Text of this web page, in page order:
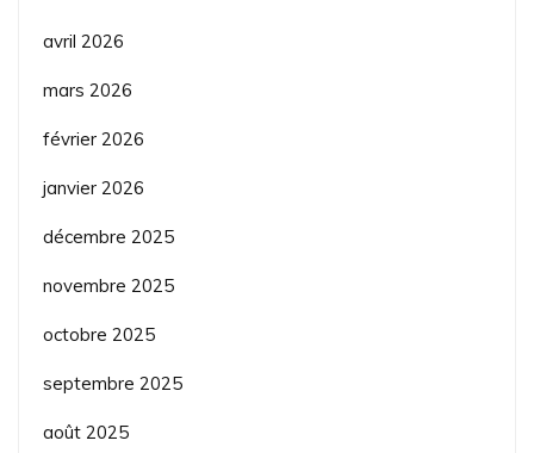
avril 2026
mars 2026
février 2026
janvier 2026
décembre 2025
novembre 2025
octobre 2025
septembre 2025
août 2025